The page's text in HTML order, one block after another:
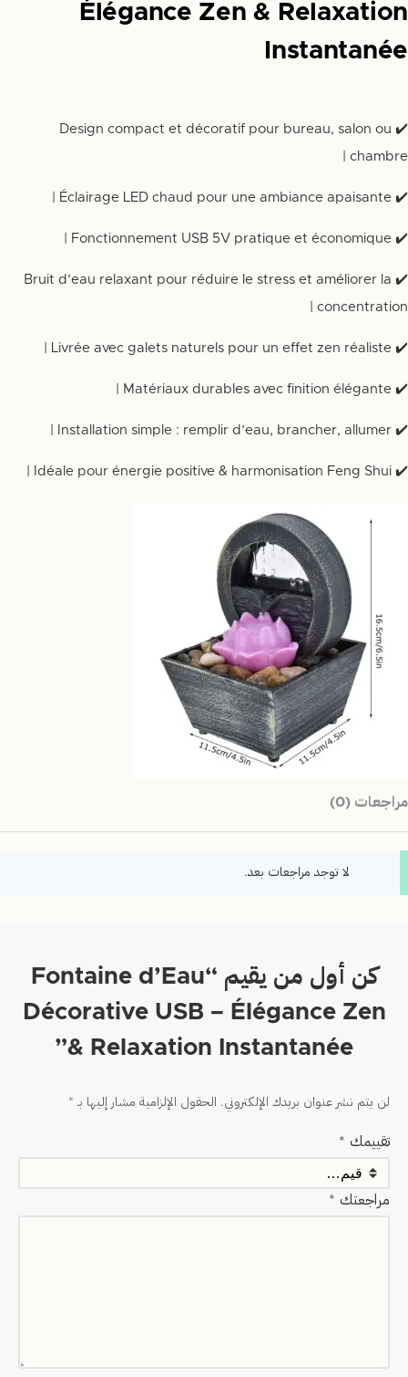
Élégance Zen & Relaxation
Instantanée
✔️ Design compact et décoratif pour bureau, salon ou
chambre |
✔️ Éclairage LED chaud pour une ambiance apaisante |
✔️ Fonctionnement USB 5V pratique et économique |
✔️ Bruit d’eau relaxant pour réduire le stress et améliorer la
concentration |
✔️ Livrée avec galets naturels pour un effet zen réaliste |
✔️ Matériaux durables avec finition élégante |
✔️ Installation simple : remplir d’eau, brancher, allumer |
✔️ Idéale pour énergie positive & harmonisation Feng Shui |
مراجعات (0)
لا توجد مراجعات بعد.
كن أول من يقيم “Fontaine d’Eau
Décorative USB – Élégance Zen
& Relaxation Instantanée”
لن يتم نشر عنوان بريدك الإلكتروني. الحقول الإلزامية مشار إليها بـ *
تقييمك *
مراجعتك *